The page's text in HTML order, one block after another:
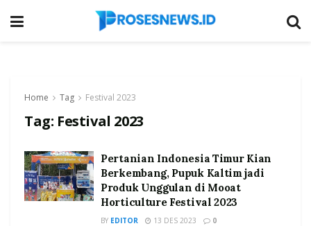
Home Tag Festival 2023
Tag: Festival 2023
Pertanian Indonesia Timur Kian
Berkembang, Pupuk Kaltim jadi
Produk Unggulan di Mooat
Horticulture Festival 2023
BY EDITOR 13 DES 2023 0